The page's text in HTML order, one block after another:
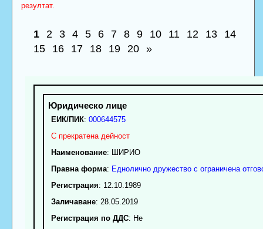
резултат.
1 2 3 4 5 6 7 8 9 10 11 12 13
14
15
16 17 18 19 20 »
ЕИК/ПИК: 000644575
С прекратена дейност
Наименование: ШИРИО
Правна форма: Еднолично дружество с ограничена
Регистрация: 12.10.1989
Заличаване: 28.05.2019
Регистрация по ДДС: Нe